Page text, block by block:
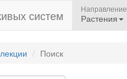
систем Направление
Растения
Поиск